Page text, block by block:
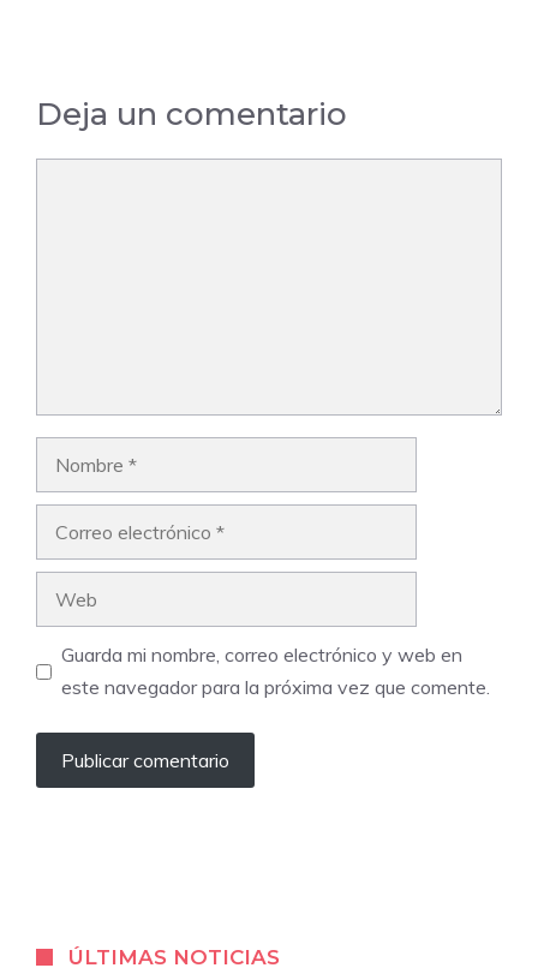
Deja un comentario
Guarda mi nombre, correo electrónico y web en
este navegador para la próxima vez que comente.
ÚLTIMAS NOTICIAS